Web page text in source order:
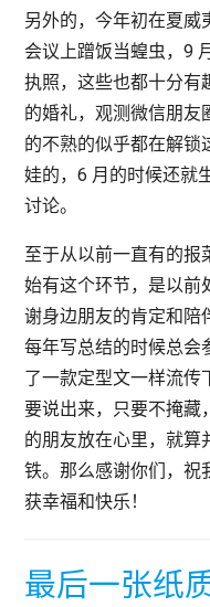
另外的，今年初在夏威
会议上蹭饭当蝗虫，9
执照，这些也都十分有
的婚礼，观测微信朋友
的不熟的似乎都在解锁
娃的，6 月的时候还就
讨论。
至于从以前一直有的报
始有这个环节，是以前
谢身边朋友的肯定和陪
每年写总结的时候总会
了一款定型文一样流传
要说出来，只要不掩藏
的朋友放在心里，就算
铁。那么感谢你们，祝
获幸福和快乐！
最后一张纸